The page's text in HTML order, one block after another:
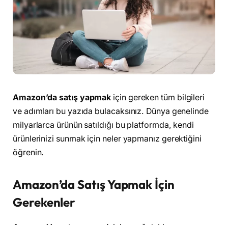
Amazon’da satış yapmak için gereken tüm bilgileri
ve adımları bu yazıda bulacaksınız. Dünya genelinde
milyarlarca ürünün satıldığı bu platformda, kendi
ürünlerinizi sunmak için neler yapmanız gerektiğini
öğrenin.
Amazon’da Satış Yapmak İçin
Gerekenler